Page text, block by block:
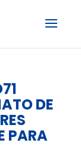
DE
PARA